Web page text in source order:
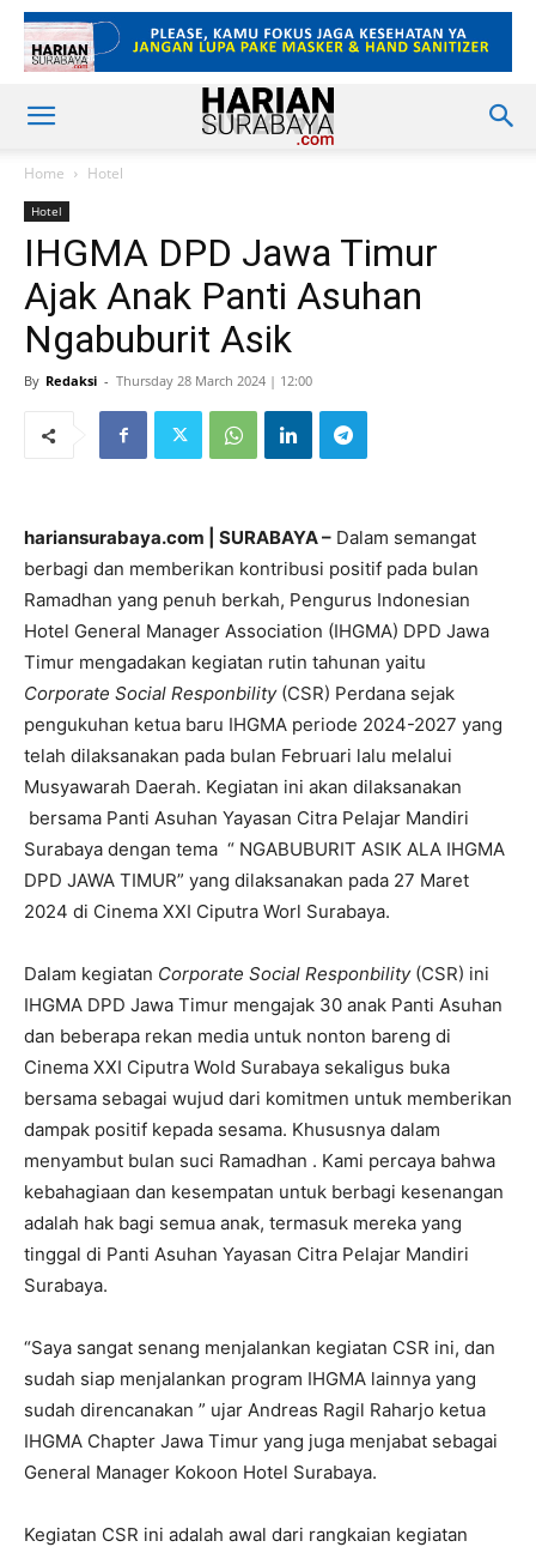
Home Hotel
Hotel
IHGMA DPD Jawa Timur
Ajak Anak Panti Asuhan
Ngabuburit Asik
By Redaksi - Thursday 28 March 2024 | 12:00
hariansurabaya.com | SURABAYA – Dalam semangat
berbagi dan memberikan kontribusi positif pada bulan
Ramadhan yang penuh berkah, Pengurus Indonesian
Hotel General Manager Association (IHGMA) DPD Jawa
Timur mengadakan kegiatan rutin tahunan yaitu
Corporate Social Responbility(CSR) Perdana sejak
pengukuhan ketua baru IHGMA periode 2024-2027 yang
telah dilaksanakan pada bulan Februari lalu melalui
Musyawarah Daerah. Kegiatan ini akan dilaksanakan
bersama Panti Asuhan Yayasan Citra Pelajar Mandiri
Surabaya dengan tema “ NGABUBURIT ASIK ALA IHGMA
DPD JAWA TIMUR” yang dilaksanakan pada 27 Maret
2024 di Cinema XXI Ciputra Worl Surabaya.
Dalam kegiatan Corporate Social Responbility(CSR) ini
IHGMA DPD Jawa Timur mengajak 30 anak Panti Asuhan
dan beberapa rekan media untuk nonton bareng di
Cinema XXI Ciputra Wold Surabaya sekaligus buka
bersama sebagai wujud dari komitmen untuk memberikan
dampak positif kepada sesama. Khususnya dalam
menyambut bulan suci Ramadhan . Kami percaya bahwa
kebahagiaan dan kesempatan untuk berbagi kesenangan
adalah hak bagi semua anak, termasuk mereka yang
tinggal di Panti Asuhan Yayasan Citra Pelajar Mandiri
Surabaya.
“Saya sangat senang menjalankan kegiatan CSR ini, dan
sudah siap menjalankan program IHGMA lainnya yang
sudah direncanakan ” ujar Andreas Ragil Raharjo ketua
IHGMA Chapter Jawa Timur yang juga menjabat sebagai
General Manager Kokoon Hotel Surabaya.
Kegiatan CSR ini adalah awal dari rangkaian kegiatan